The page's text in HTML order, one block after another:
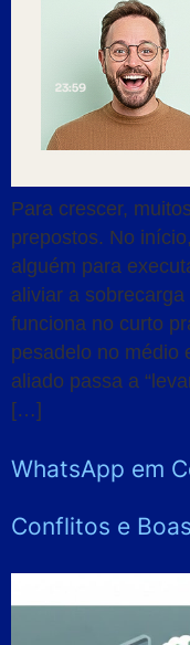
Para crescer,
prepostos. No
alguém para
aliviar a
funciona no curto
pesadelo no médio
aliado passa a
[…]
WhatsApp em
Conflitos e